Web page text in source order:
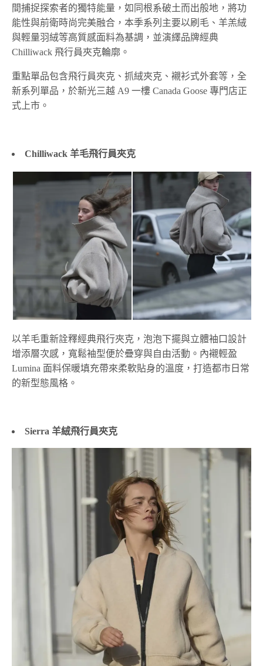
間捕捉探索者的獨特能量，如同根系破土而出般地，將功
能性與前衛時尚完美融合，本季系列主要以刷毛、羊羔絨
與輕量羽絨等高質感面料為基調，並演繹品牌經典
Chilliwack 飛行員夾克輪廓。
重點單品包含飛行員夾克、抓絨夾克、襯衫式外套等，全
新系列單品，於新光三越 A9 一樓 Canada Goose 專門店正
式上市。
Chilliwack 羊毛飛行員夾克
以羊毛重新詮釋經典飛行夾克，泡泡下擺與立體袖口設計
增添層次感，寬鬆袖型便於疊穿與自由活動。內襯輕盈
Lumina 面料保暖填充帶來柔軟貼身的溫度，打造都市日常
的新型態風格。
Sierra 羊絨飛行員夾克